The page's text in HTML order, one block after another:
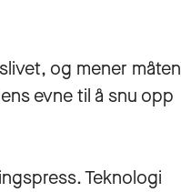
og mener måten
evne til å snu opp
Teknologi